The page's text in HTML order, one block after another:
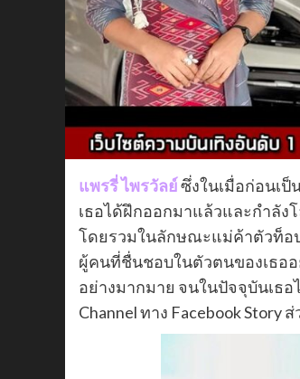
แพรรี่ ไพรวัลย์ซึ่งในเมื่อก่อนเ
เธอได้ฝึกออกมาแล้วและกำลั
โดยรวมในลักษณะแม่ค้าตัวท็อ
ผู้คนที่ชื่นชอบในตัวตนของเธอ
อย่างมากมาย จนในปัจจุบันเธ
Channel ทาง Facebook Story